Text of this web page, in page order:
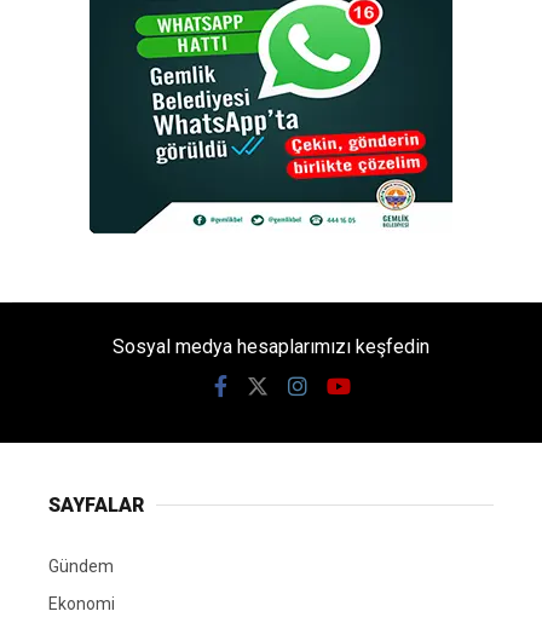
Sosyal medya hesaplarımızı keşfedin
SAYFALAR
Gündem
Ekonomi